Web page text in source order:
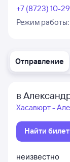
Отправление
в
Хасавюрт -
Найти
неизвестно
+7 (8723) 10-
Режим работы: